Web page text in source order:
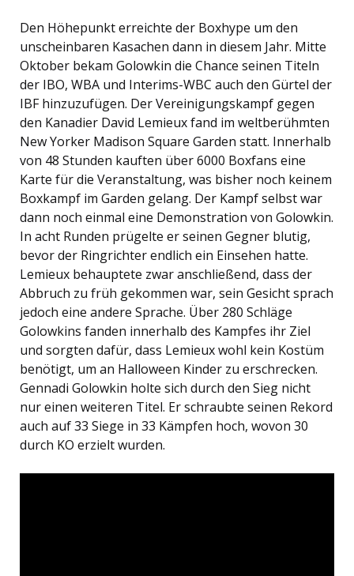
Den Höhepunkt erreichte der Boxhype um den
unscheinbaren Kasachen dann in diesem Jahr. Mitte
Oktober bekam Golowkin die Chance seinen Titeln
der IBO, WBA und Interims-WBC auch den Gürtel der
IBF hinzuzufügen. Der Vereinigungskampf gegen
den Kanadier David Lemieux fand im weltberühmten
New Yorker Madison Square Garden statt. Innerhalb
von 48 Stunden kauften über 6000 Boxfans eine
Karte für die Veranstaltung, was bisher noch keinem
Boxkampf im Garden gelang. Der Kampf selbst war
dann noch einmal eine Demonstration von Golowkin.
In acht Runden prügelte er seinen Gegner blutig,
bevor der Ringrichter endlich ein Einsehen hatte.
Lemieux behauptete zwar anschließend, dass der
Abbruch zu früh gekommen war, sein Gesicht sprach
jedoch eine andere Sprache. Über 280 Schläge
Golowkins fanden innerhalb des Kampfes ihr Ziel
und sorgten dafür, dass Lemieux wohl kein Kostüm
benötigt, um an Halloween Kinder zu erschrecken.
Gennadi Golowkin holte sich durch den Sieg nicht
nur einen weiteren Titel. Er schraubte seinen Rekord
auch auf 33 Siege in 33 Kämpfen hoch, wovon 30
durch KO erzielt wurden.